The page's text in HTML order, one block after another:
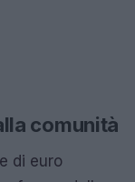
comunità
di euro